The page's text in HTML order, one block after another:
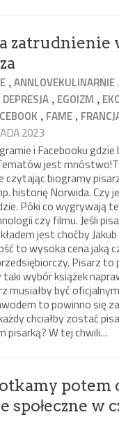
zatrudnienie
,ANNLOVEKULINARNIE
DEPRESJA , EGOIZM ,
, FAME ,
2023
i Facebooku
jest
czytając biogramy
historię Norwida. Czy
Póki co wygrywają
czy filmu. Jeśli
jest choćby
to wysoka cena jaką
Pisarz
taki wybór książek
musiałby być
to powinno się
chciałby zostać
pisarką? W tej chwili…
potem
społeczne w